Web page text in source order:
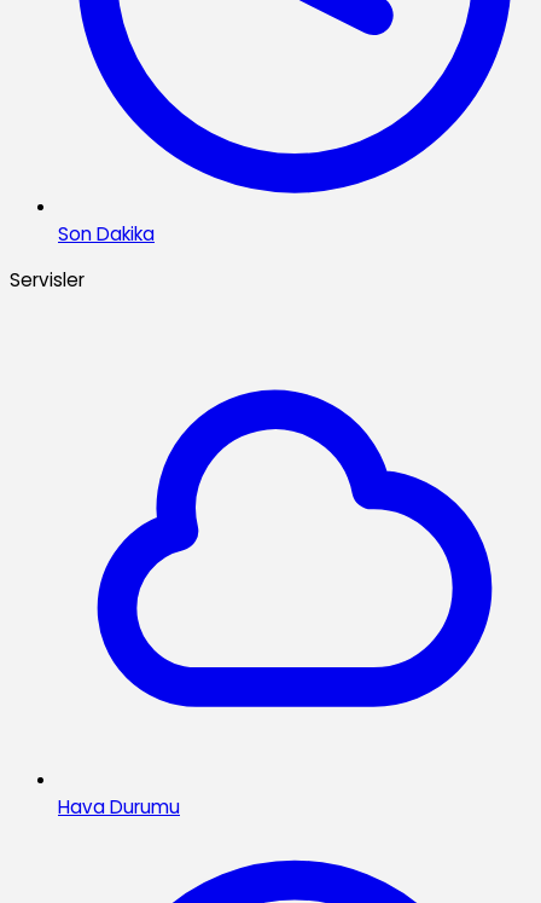
Son Dakika
Servisler
Hava Durumu